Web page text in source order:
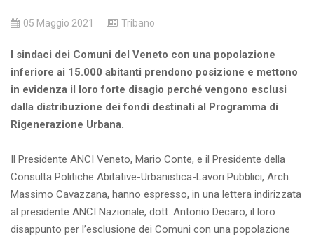
05 Maggio 2021 Tribano
I sindaci dei Comuni del Veneto con una popolazione
inferiore ai 15.000 abitanti prendono posizione e mettono
in evidenza il loro forte disagio perché vengono esclusi
dalla distribuzione dei fondi destinati al Programma di
Rigenerazione Urbana.
Il Presidente ANCI Veneto, Mario Conte, e il Presidente della
Consulta Politiche Abitative-Urbanistica-Lavori Pubblici, Arch.
Massimo Cavazzana, hanno espresso, in una lettera indirizzata
al presidente ANCI Nazionale, dott. Antonio Decaro, il loro
disappunto per l’esclusione dei Comuni con una popolazione